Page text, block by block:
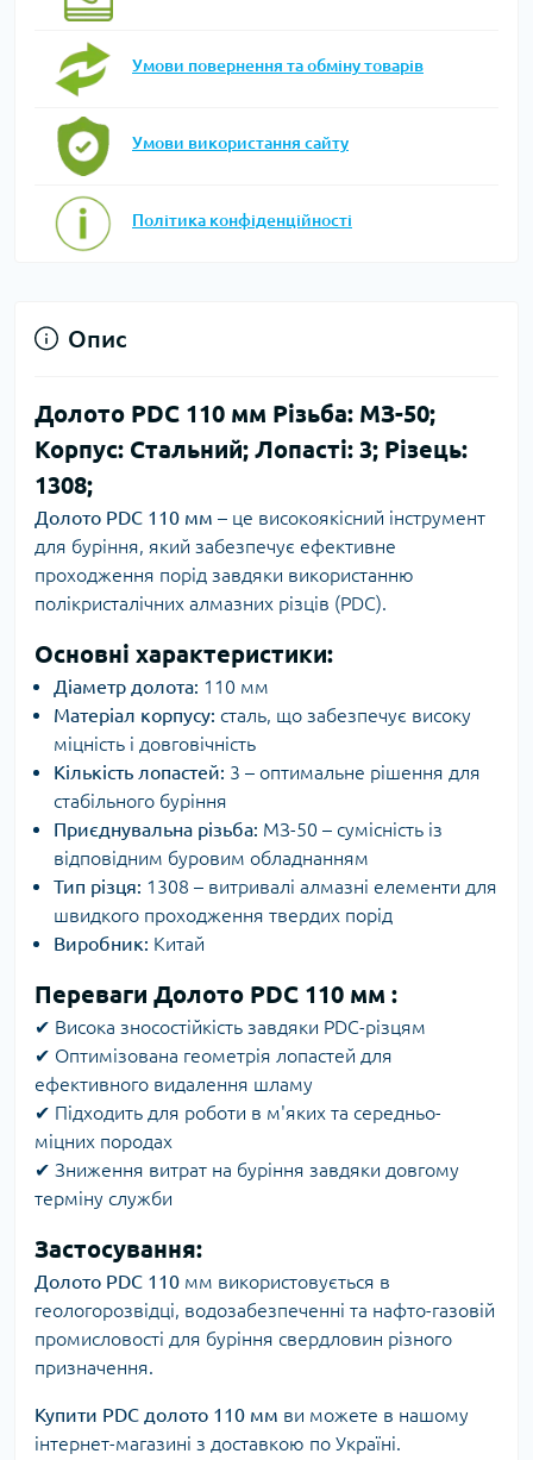
Умови повернення та обміну товарів
Умови використання сайту
Політика конфіденційності
Опис
Долото PDC 110 мм Різьба: МЗ-50;
Корпус: Стальний; Лопасті: 3; Різець:
1308;
Долото PDC 110 мм – це високоякісний інструмент
для буріння, який забезпечує ефективне
проходження порід завдяки використанню
полікристалічних алмазних різців (PDC).
Основні характеристики:
Діаметр долота: 110 мм
Матеріал корпусу: сталь, що забезпечує високу
міцність і довговічність
Кількість лопастей: 3 – оптимальне рішення для
стабільного буріння
Приєднувальна різьба: МЗ-50 – сумісність із
відповідним буровим обладнанням
Тип різця: 1308 – витривалі алмазні елементи для
швидкого проходження твердих порід
Виробник: Китай
Переваги Долото PDC 110 мм :
✔ Висока зносостійкість завдяки PDC-різцям
✔ Оптимізована геометрія лопастей для
ефективного видалення шламу
✔ Підходить для роботи в м'яких та середньо-
міцних породах
✔ Зниження витрат на буріння завдяки довгому
терміну служби
Застосування:
Долото PDC 110 мм використовується в
геологорозвідці, водозабезпеченні та нафто-газовій
промисловості для буріння свердловин різного
призначення.
Купити PDC долото 110 мм ви можете в нашому
інтернет-магазині з доставкою по Україні.